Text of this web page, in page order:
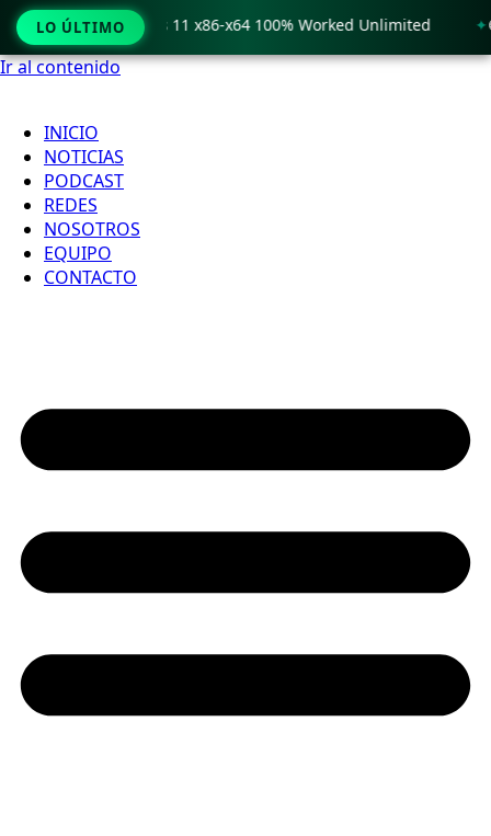
Ir al contenido
INICIO
NOTICIAS
PODCAST
REDES
NOSOTROS
EQUIPO
CONTACTO
LO ÚLTIMO
only Windows 11 x86-x64 100% Worked Unlimited